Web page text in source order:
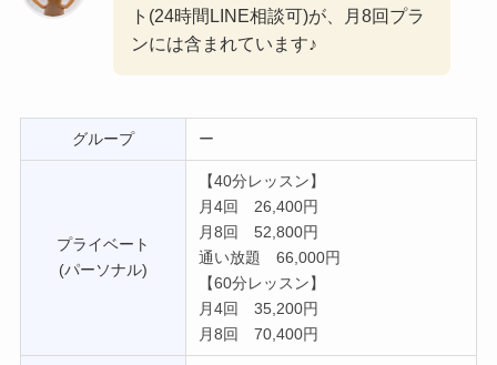
ト(24時間LINE相談可)が、月8回プラ
ンには含まれています♪
グループ ー
プライベート
(パーソナル)
【40分レッスン】
月4回 26,400円
月8回 52,800円
通い放題 66,000円
【60分レッスン】
月4回 35,200円
月8回 70,400円